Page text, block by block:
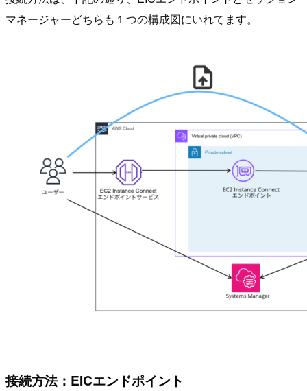
マネージャーどちらも１つの構成図にいれてます。
接続方法：EICエンドポイント